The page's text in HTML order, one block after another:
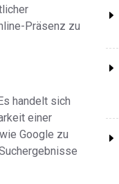
Präsenz zu
handelt sich
einer
Google zu